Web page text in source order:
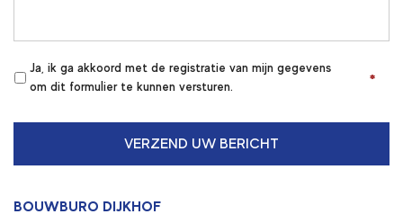
*
*
Ja, ik ga akkoord met de registratie van mijn gegevens
om dit formulier te kunnen versturen.
BOUWBURO DIJKHOF